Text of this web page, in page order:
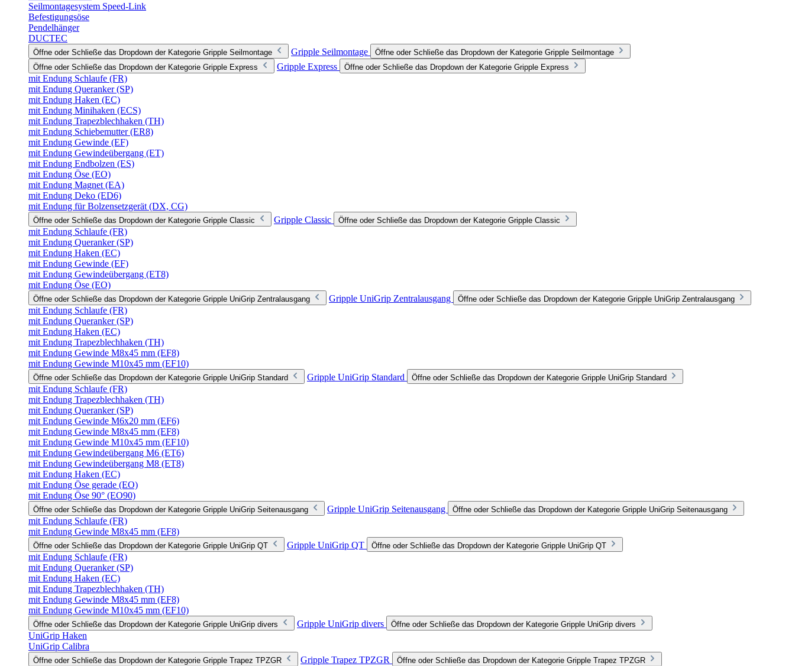
Seilmontagesystem Speed-Link
Befestigungsöse
Pendelhänger
DUCTEC
Öffne oder Schließe das Dropdown der Kategorie Gripple Seilmontage Gripple Seilmontage
Öffne oder Schließe das Dropdown der Kategorie Gripple Seilmontage
Öffne oder Schließe das Dropdown der Kategorie Gripple Express
Gripple Express Öffne oder Schließe das Dropdown der Kategorie Gripple Express
mit Endung Schlaufe (FR)
mit Endung Queranker (SP)
mit Endung Haken (EC)
mit Endung Minihaken (ECS)
mit Endung Trapezblechhaken (TH)
mit Endung Schiebemutter (ER8)
mit Endung Gewinde (EF)
mit Endung Gewindeübergang (ET)
mit Endung Endbolzen (ES)
mit Endung Öse (EO)
mit Endung Magnet (EA)
mit Endung Deko (ED6)
mit Endung für Bolzensetzgerät (DX, CG)
Öffne oder Schließe das Dropdown der Kategorie Gripple Classic Gripple Classic Öffne oder Schließe das Dropdown der Kategorie Gripple Classic
mit Endung Schlaufe (FR)
mit Endung Queranker (SP)
mit Endung Haken (EC)
mit Endung Gewinde (EF)
mit Endung Gewindeübergang (ET8)
mit Endung Öse (EO)
Öffne oder Schließe das Dropdown der Kategorie Gripple UniGrip Zentralausgang Gripple UniGrip Zentralausgang Öffne oder Schließe das Dropdown der Kategorie Gripple UniGrip Zentralausgang
mit Endung Schlaufe (FR)
mit Endung Queranker (SP)
mit Endung Haken (EC)
mit Endung Trapezblechhaken (TH)
mit Endung Gewinde M8x45 mm (EF8)
mit Endung Gewinde M10x45 mm (EF10)
Öffne oder Schließe das Dropdown der Kategorie Gripple UniGrip Standard Gripple UniGrip Standard Öffne oder Schließe das Dropdown der Kategorie Gripple UniGrip Standard
mit Endung Schlaufe (FR)
mit Endung Trapezblechhaken (TH)
mit Endung Queranker (SP)
mit Endung Gewinde M6x20 mm (EF6)
mit Endung Gewinde M8x45 mm (EF8)
mit Endung Gewinde M10x45 mm (EF10)
mit Endung Gewindeübergang M6 (ET6)
mit Endung Gewindeübergang M8 (ET8)
mit Endung Haken (EC)
mit Endung Öse gerade (EO)
mit Endung Öse 90° (EO90)
Öffne oder Schließe das Dropdown der Kategorie Gripple UniGrip Seitenausgang Gripple UniGrip Seitenausgang Öffne oder Schließe das Dropdown der Kategorie Gripple UniGrip Seitenausgang
mit Endung Schlaufe (FR)
mit Endung Gewinde M8x45 mm (EF8)
Öffne oder Schließe das Dropdown der Kategorie Gripple UniGrip QT Gripple UniGrip QT Öffne oder Schließe das Dropdown der Kategorie Gripple UniGrip QT
mit Endung Schlaufe (FR)
mit Endung Queranker (SP)
mit Endung Haken (EC)
mit Endung Trapezblechhaken (TH)
mit Endung Gewinde M8x45 mm (EF8)
mit Endung Gewinde M10x45 mm (EF10)
Öffne oder Schließe das Dropdown der Kategorie Gripple UniGrip divers Gripple UniGrip divers Öffne oder Schließe das Dropdown der Kategorie Gripple UniGrip divers
UniGrip Haken
UniGrip Calibra
Öffne oder Schließe das Dropdown der Kategorie Gripple Trapez TPZGR Gripple Trapez TPZGR Öffne oder Schließe das Dropdown der Kategorie Gripple Trapez TPZGR